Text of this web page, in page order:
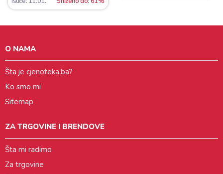
O NAMA
Šta je cjenoteka.ba?
Ko smo mi
Sitemap
ZA TRGOVINE I BRENDOVE
Šta mi radimo
Za trgovine